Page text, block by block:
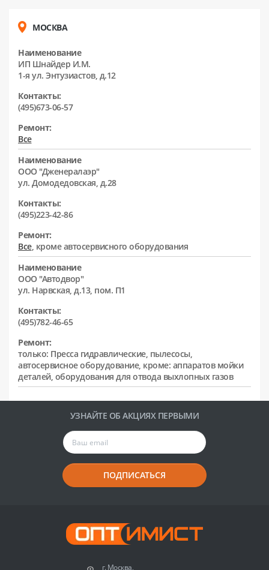
МОСКВА
Наименование
ИП Шнайдер И.М.
1-я ул. Энтузиастов, д.12
Контакты:
(495)673-06-57
Ремонт:
Все
Наименование
ООО "Дженералаэр"
ул. Домодедовская, д.28
Контакты:
(495)223-42-86
Ремонт:
Все, кроме автосервисного оборудования
Наименование
ООО "Автодвор"
ул. Нарвская, д.13, пом. П1
Контакты:
(495)782-46-65
Ремонт:
только: Пресса гидравлические, пылесосы,
автосервисное оборудование, кроме: аппаратов мойки
деталей, оборудования для отвода выхлопных газов
УЗНАЙТЕ ОБ АКЦИЯХ ПЕРВЫМИ
ПОДПИСАТЬСЯ
г. Москва,